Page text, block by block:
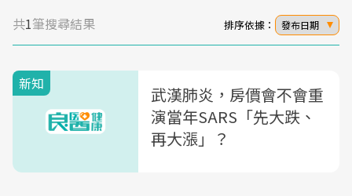
共1筆搜尋結果 排序依據： 發布日期
新知
武漢肺炎，房價會不會重
演當年SARS「先大跌、
再大漲」？